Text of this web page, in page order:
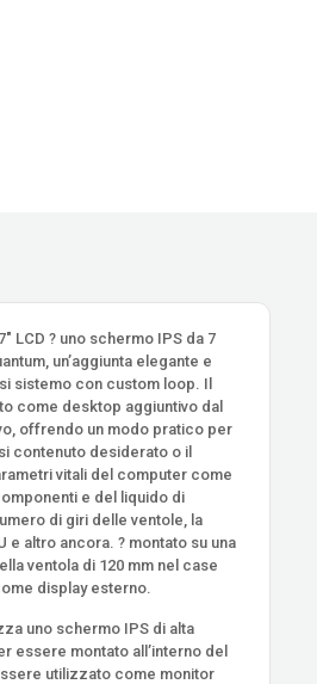
LCD ? uno schermo IPS da 7
un’aggiunta elegante e
sistemo con custom loop. Il
come desktop aggiuntivo dal
offrendo un modo pratico per
contenuto desiderato o il
vitali del computer come
e del liquido di
di giri delle ventole, la
e altro ancora. ? montato su una
ventola di 120 mm nel case
display esterno.
uno schermo IPS di alta
essere montato all’interno del
utilizzato come monitor